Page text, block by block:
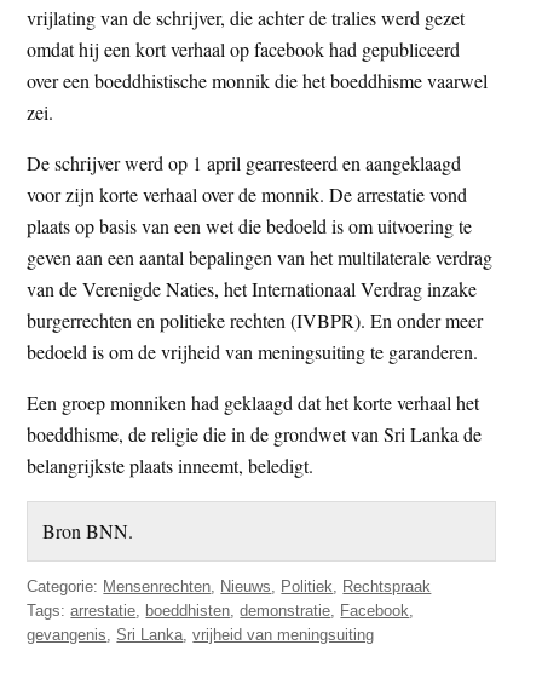
vrijlating van de schrijver, die achter de tralies werd gezet
omdat hij een kort verhaal op facebook had gepubliceerd
over een boeddhistische monnik die het boeddhisme vaarwel
zei.
De schrijver werd op 1 april gearresteerd en aangeklaagd
voor zijn korte verhaal over de monnik. De arrestatie vond
plaats op basis van een wet die bedoeld is om uitvoering te
geven aan een aantal bepalingen van het multilaterale verdrag
van de Verenigde Naties, het Internationaal Verdrag inzake
burgerrechten en politieke rechten (IVBPR). En onder meer
bedoeld is om de vrijheid van meningsuiting te garanderen.
Een groep monniken had geklaagd dat het korte verhaal het
boeddhisme, de religie die in de grondwet van Sri Lanka de
belangrijkste plaats inneemt, beledigt.
Bron BNN.
Categorie: Mensenrechten, Nieuws, Politiek, Rechtspraak
Tags:arrestatie, boeddhisten,demonstratie, Facebook,
gevangenis,Sri Lanka,vrijheid van meningsuiting